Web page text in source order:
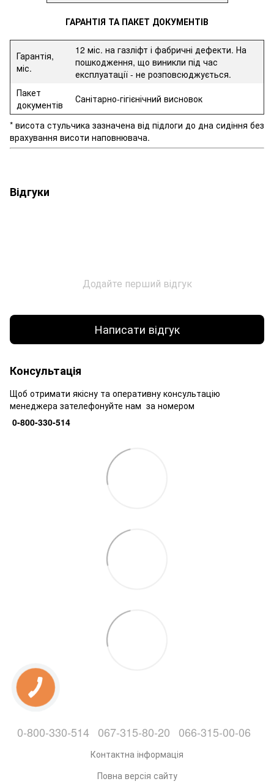
ГАРАНТІЯ ТА ПАКЕТ ДОКУМЕНТІВ
Гарантія,
міс.
12 міс. на газліфт і фабричні дефекти. На
пошкодження, що виникли під час
експлуатації - не розповсюджується.
Пакет
документів
Санітарно-гігієнічний висновок
* висота стульчика зазначена від підлоги до дна сидіння без
врахування висоти наповнювача.
Відгуки
Додайте перший відгук
Написати відгук
Консультація
Щоб отримати якісну та оперативну консультацію
менеджера зателефонуйте нам за номером
0-800-330-514
0-800-330-514 067-315-80-20 066-315-00-06
Контактна інформація
Повна версія сайту